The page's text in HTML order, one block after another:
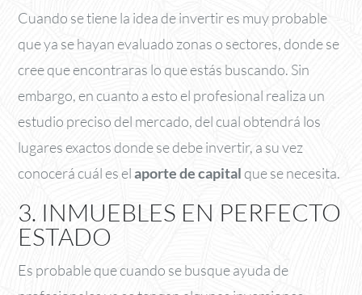
Cuando se tiene la idea de invertir es muy probable
que ya se hayan evaluado zonas o sectores, donde se
cree que encontraras lo que estás buscando. Sin
embargo, en cuanto a esto el profesional realiza un
estudio preciso del mercado, del cual obtendrá los
lugares exactos donde se debe invertir, a su vez
conocerá cuál es elaporte de capitalque se necesita.
3. INMUEBLES EN PERFECTO
ESTADO
Es probable que cuando se busque ayuda de